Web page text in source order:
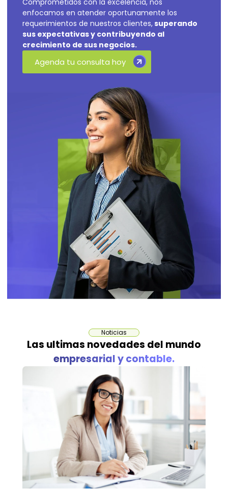
Comprometidos con la excelencia, nos
enfocamos en atender oportunamente los
requerimientos de nuestros clientes,superando
sus expectativas y contribuyendo al
crecimiento de sus negocios.
Agenda tu consulta hoy
Noticias
Las ultimas novedades del mundo
empresarial y contable.